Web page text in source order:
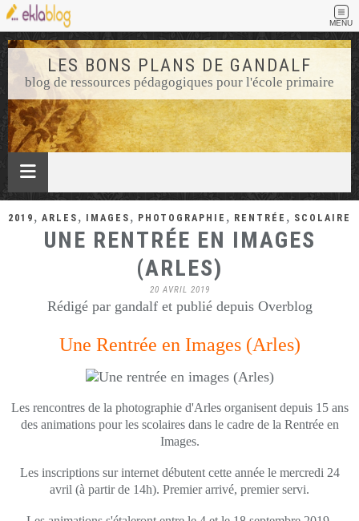
MENU
LES BONS PLANS DE GANDALF
blog de ressources pédagogiques pour l'école primaire
2019 , ARLES , IMAGES , PHOTOGRAPHIE , RENTRÉE , SCOLAIRE
UNE RENTRÉE EN IMAGES
(ARLES)
20 AVRIL 2019
Rédigé par gandalf et publié depuis Overblog
Une Rentrée en Images (Arles)
Les rencontres de la photographie d'Arles organisent depuis 15 ans
des animations pour les scolaires dans le cadre de la Rentrée en
Images.
Les inscriptions sur internet débutent cette année le mercredi 24
avril (à partir de 14h). Premier arrivé, premier servi.